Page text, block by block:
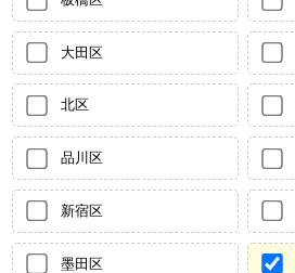
大田区
北区
品川区
新宿区
墨田区